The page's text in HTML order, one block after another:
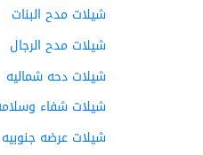
شيلات مدح البنات
شيلات مدح الرجال
شيلات دحه شماليه
شيلات شفاء وسلامه
شيلات عرضه جنوبيه